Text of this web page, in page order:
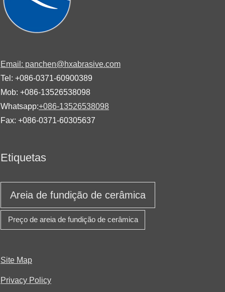
Email: panchen@hxabrasive.com
Tel: +086-0371-60900389
Mob: +086-13526538098
Whatsapp:+086-13526538098
Fax: +086-0371-60305637
Etiquetas
Areia de fundição de cerâmica
Preço de areia de fundição de cerâmica
Site Map
Privacy Policy